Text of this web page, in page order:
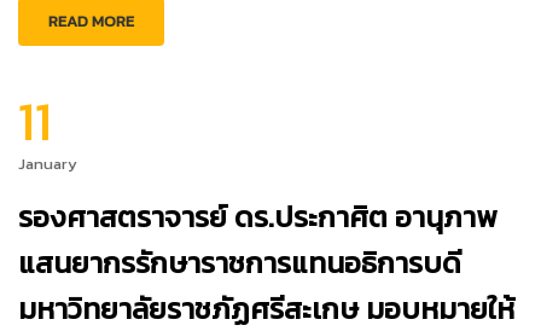
READ MORE
11
January
รองศาสตราจารย์ ดร.ประกาศิต อานุภาพ
แสนยากรรักษาราชการแทนอธิการบดี
มหาวิทยาลัยราชภัฏศรีสะเกษ มอบหมายให้